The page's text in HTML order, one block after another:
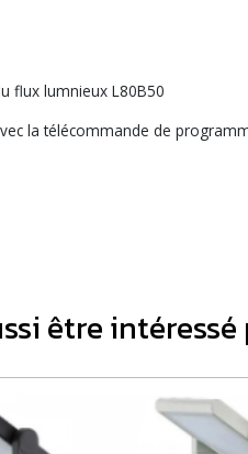
flux lumnieux L80B50
la télécommande de
être intéressé